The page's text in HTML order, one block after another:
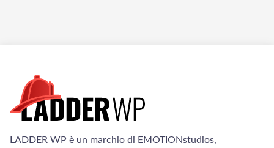
LADDER WP è un marchio di EMOTIONstudios,